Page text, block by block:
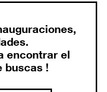
encontrar el
buscas !